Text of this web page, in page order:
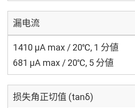
漏电流
1410 μA max / 20℃, 1 分値
681 μA max / 20℃, 5 分値
损失角正切值 (tanδ)